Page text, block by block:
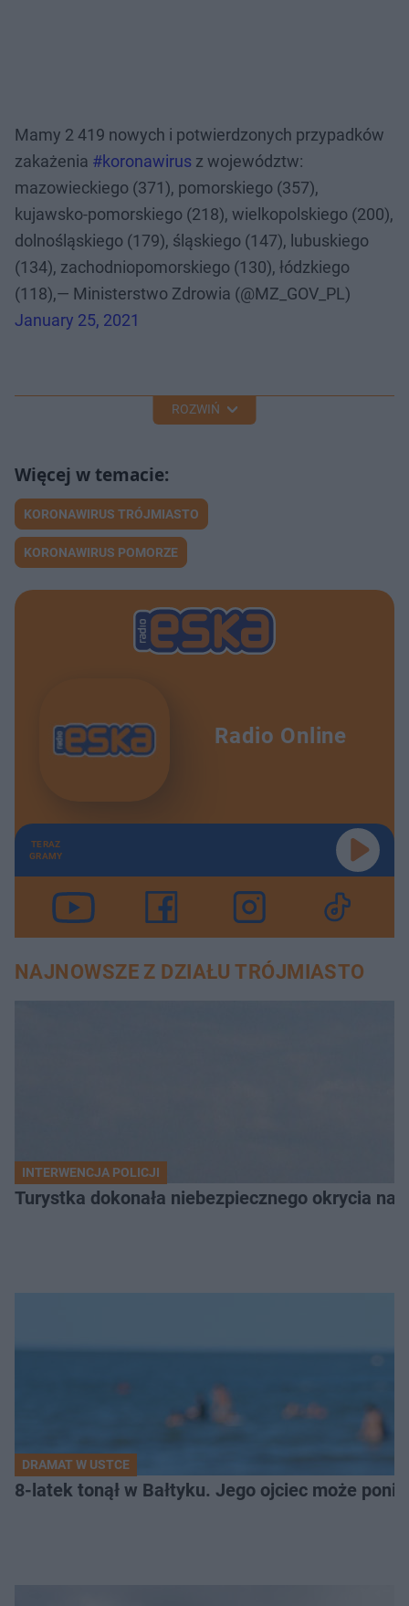
Mamy 2 419 nowych i potwierdzonych przypadków
zakażenia #koronawirus z województw:
mazowieckiego (371), pomorskiego (357),
kujawsko-pomorskiego (218), wielkopolskiego (200),
dolnośląskiego (179), śląskiego (147), lubuskiego
(134), zachodniopomorskiego (130), łódzkiego
(118),— Ministerstwo Zdrowia (@MZ_GOV_PL)
January 25, 2021
ROZWIŃ
KORONAWIRUS TRÓJMIASTO
KORONAWIRUS POMORZE
Radio Online
TERAZ
GRAMY
NAJNOWSZE Z DZIAŁU TRÓJMIASTO
INTERWENCJA POLICJI
Turystka dokonała niebezpiecznego okrycia
DRAMAT W USTCE
8-latek tonął w Bałtyku. Jego ojciec może